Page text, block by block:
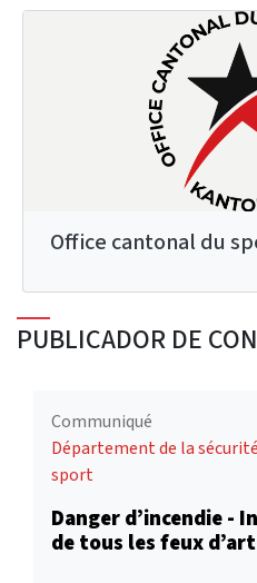
Office cantonal du
PUBLICADOR DE
Communiqué
Département de la
sport
Danger d’incendie -
de tous les feux